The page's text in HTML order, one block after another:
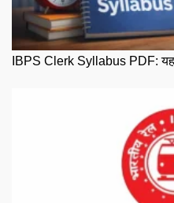
IBPS Clerk Syllabus PDF: